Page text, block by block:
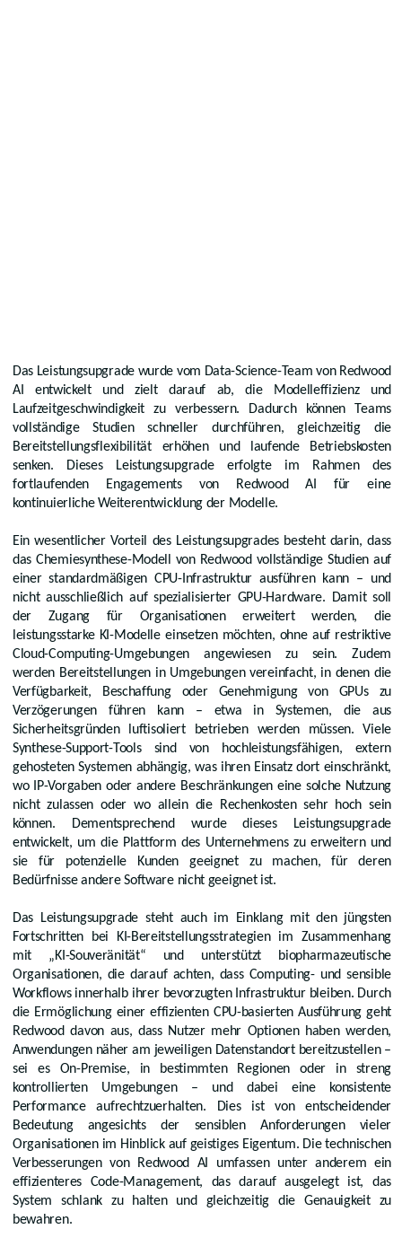
Das Leistungsupgrade wurde vom Data-Science-Team von Redwood
AI entwickelt und zielt darauf ab, die Modelleffizienz und
Laufzeitgeschwindigkeit zu verbessern. Dadurch können Teams
vollständige Studien schneller durchführen, gleichzeitig die
Bereitstellungsflexibilität erhöhen und laufende Betriebskosten
senken. Dieses Leistungsupgrade erfolgte im Rahmen des
fortlaufenden Engagements von Redwood AI für eine
kontinuierliche Weiterentwicklung der Modelle.
Ein wesentlicher Vorteil des Leistungsupgrades besteht darin, dass
das Chemiesynthese-Modell von Redwood vollständige Studien auf
einer standardmäßigen CPU-Infrastruktur ausführen kann – und
nicht ausschließlich auf spezialisierter GPU-Hardware. Damit soll
der Zugang für Organisationen erweitert werden, die
leistungsstarke KI-Modelle einsetzen möchten, ohne auf restriktive
Cloud-Computing-Umgebungen angewiesen zu sein. Zudem
werden Bereitstellungen in Umgebungen vereinfacht, in denen die
Verfügbarkeit, Beschaffung oder Genehmigung von GPUs zu
Verzögerungen führen kann – etwa in Systemen, die aus
Sicherheitsgründen luftisoliert betrieben werden müssen. Viele
Synthese-Support-Tools sind von hochleistungsfähigen, extern
gehosteten Systemen abhängig, was ihren Einsatz dort einschränkt,
wo IP-Vorgaben oder andere Beschränkungen eine solche Nutzung
nicht zulassen oder wo allein die Rechenkosten sehr hoch sein
können. Dementsprechend wurde dieses Leistungsupgrade
entwickelt, um die Plattform des Unternehmens zu erweitern und
sie für potenzielle Kunden geeignet zu machen, für deren
Bedürfnisse andere Software nicht geeignet ist.
Das Leistungsupgrade steht auch im Einklang mit den jüngsten
Fortschritten bei KI-Bereitstellungsstrategien im Zusammenhang
mit „KI-Souveränität“ und unterstützt biopharmazeutische
Organisationen, die darauf achten, dass Computing- und sensible
Workflows innerhalb ihrer bevorzugten Infrastruktur bleiben. Durch
die Ermöglichung einer effizienten CPU-basierten Ausführung geht
Redwood davon aus, dass Nutzer mehr Optionen haben werden,
Anwendungen näher am jeweiligen Datenstandort bereitzustellen –
sei es On-Premise, in bestimmten Regionen oder in streng
kontrollierten Umgebungen – und dabei eine konsistente
Performance aufrechtzuerhalten. Dies ist von entscheidender
Bedeutung angesichts der sensiblen Anforderungen vieler
Organisationen im Hinblick auf geistiges Eigentum. Die technischen
Verbesserungen von Redwood AI umfassen unter anderem ein
effizienteres Code-Management, das darauf ausgelegt ist, das
System schlank zu halten und gleichzeitig die Genauigkeit zu
bewahren.